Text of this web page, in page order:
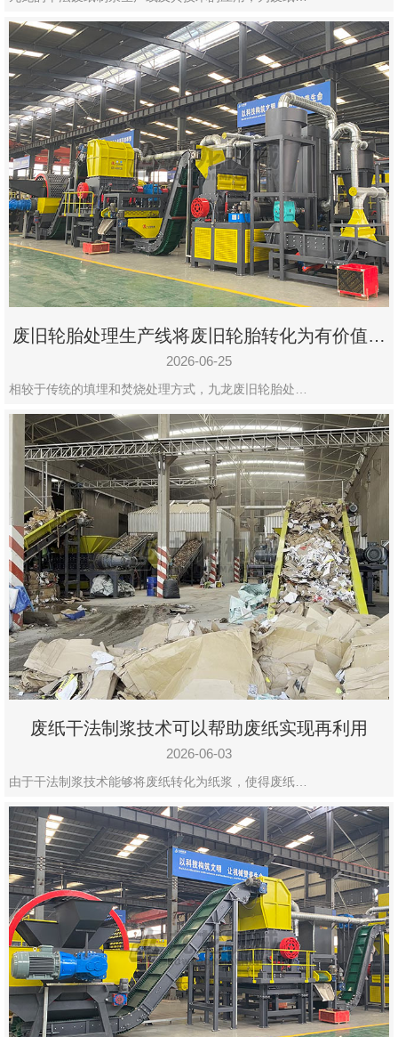
废旧轮胎处理生产线将废旧轮胎转化为有价值的
资源
2026-06-25
相较于传统的填埋和焚烧处理方式，九龙废旧轮胎处…
废纸干法制浆技术可以帮助废纸实现再利用
2026-06-03
由于干法制浆技术能够将废纸转化为纸浆，使得废纸…